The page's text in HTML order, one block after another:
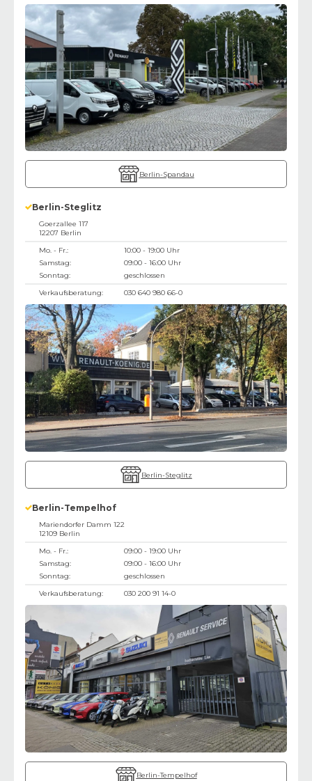
Berlin-Spandau
Berlin-Steglitz
Goerzallee 117
12207 Berlin
Mo. - Fr.:
10:00 - 19:00 Uhr
Samstag:
09:00 - 16:00 Uhr
Sonntag:
geschlossen
Verkaufsberatung:
030 640 980 66-0
Berlin-Steglitz
Berlin-Tempelhof
Mariendorfer Damm 122
12109 Berlin
Mo. - Fr.:
09:00 - 19:00 Uhr
Samstag:
09:00 - 16:00 Uhr
Sonntag:
geschlossen
Verkaufsberatung:
030 200 91 14-0
Berlin-Tempelhof